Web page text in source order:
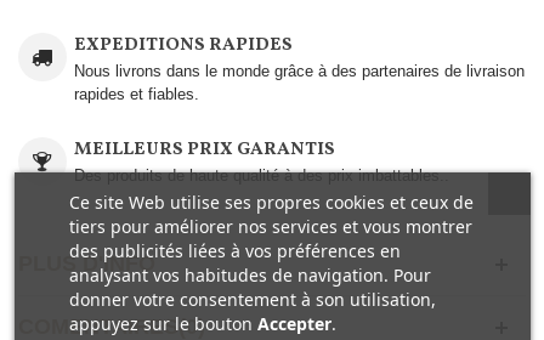
EXPEDITIONS RAPIDES
Nous livrons dans le monde grâce à des partenaires de livraison
rapides et fiables.
MEILLEURS PRIX GARANTIS
Des produits de haute qualité à des prix imbattables..
PLUS D'INFO
COMENTAIRES(0)
Ce site Web utilise ses propres cookies et ceux de
tiers pour améliorer nos services et vous montrer
des publicités liées à vos préférences en
analysant vos habitudes de navigation. Pour
donner votre consentement à son utilisation,
appuyez sur le bouton Accepter.